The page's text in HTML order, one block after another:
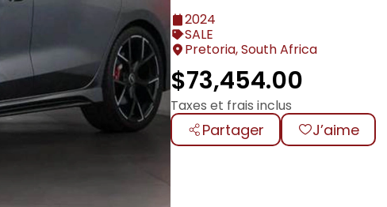
2024
SALE
Pretoria, South Africa
$73,454.00
Taxes et frais inclus
Partager J’aime